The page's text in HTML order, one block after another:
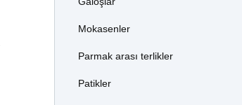
Mokasenler
Parmak arası terlikler
Patikler